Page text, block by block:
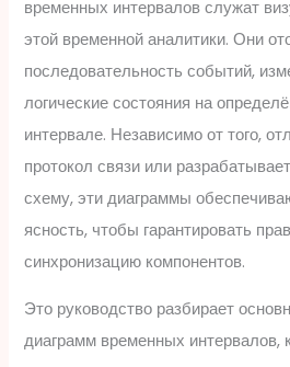
временных интервалов служат
этой временной аналитики. Они
последовательность событий,
логические состояния на
интервале. Независимо от того,
протокол связи или
схему, эти диаграммы
ясность, чтобы гарантировать
синхронизацию компонентов.
Это руководство разбирает
диаграмм временных интервалов,